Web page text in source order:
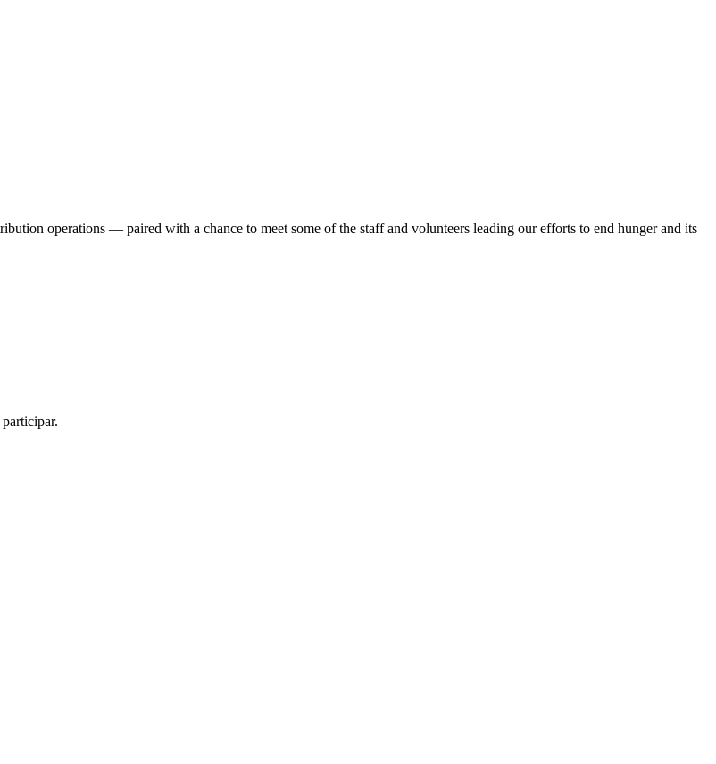
operations — paired with a chance to meet some of the staff and volunteers leading our efforts to end hunger and its